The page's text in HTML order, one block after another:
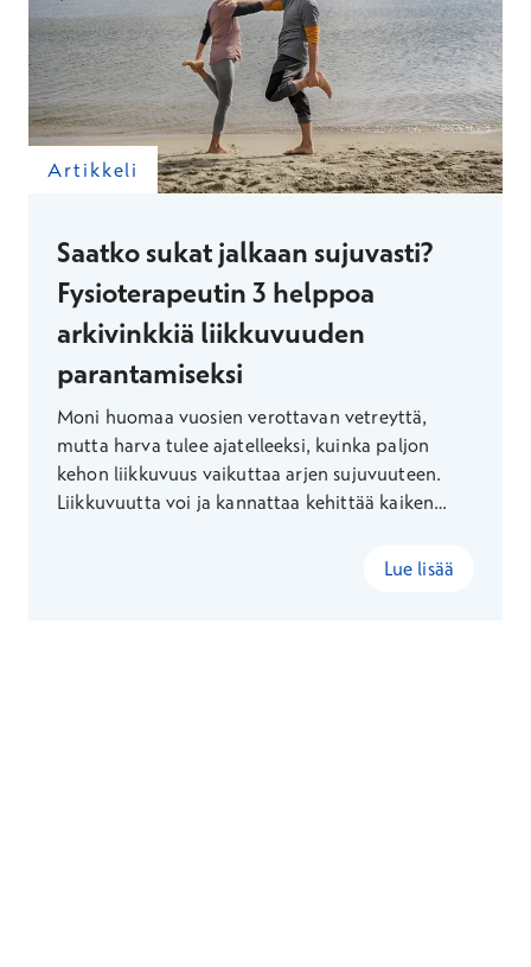
Artikkeli
Saatko sukat jalkaan sujuvasti?
Fysioterapeutin 3 helppoa
arkivinkkiä liikkuvuuden
parantamiseksi
Moni huomaa vuosien verottavan vetreyttä,
mutta harva tulee ajatelleeksi, kuinka paljon
kehon liikkuvuus vaikuttaa arjen sujuvuuteen.
Liikkuvuutta voi ja kannattaa kehittää kaiken
miten otat liikkuvuusharjoitukset helposti osaksi
Lue lisää